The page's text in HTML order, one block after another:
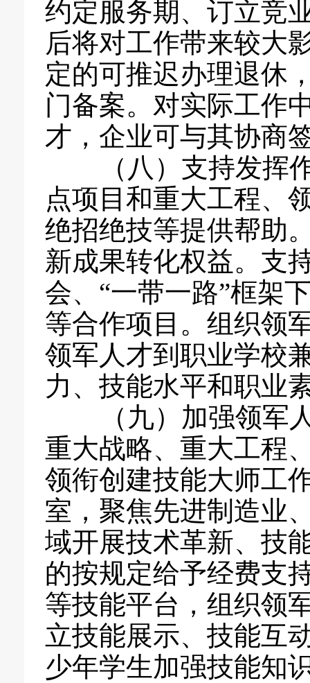
约定服务期、订立竞
后将对工作带来较大
定的可推迟办理退休
门备案。对实际工作
才，企业可与其协商
（八）支持发挥作
点项目和重大工程、
绝招绝技等提供帮助
新成果转化权益。支
会、“一带一路”框架
等合作项目。组织领
领军人才到职业学校
力、技能水平和职业
（九）加强领军人
重大战略、重大工程
领衔创建技能大师工
室，聚焦先进制造业
域开展技术革新、技
的按规定给予经费支
等技能平台，组织领
立技能展示、技能互
少年学生加强技能知